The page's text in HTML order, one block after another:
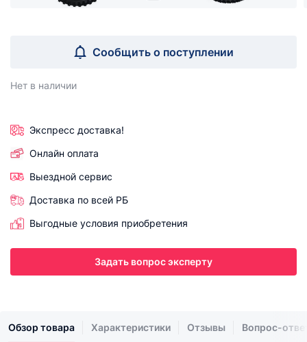
Сообщить о поступлении
Нет в наличии
Экспресс доставка!
Онлайн оплата
Выездной сервис
Доставка по всей РБ
Выгодные условия приобретения
Задать вопрос эксперту
Обзор товара Характеристики Отзывы Вопрос-